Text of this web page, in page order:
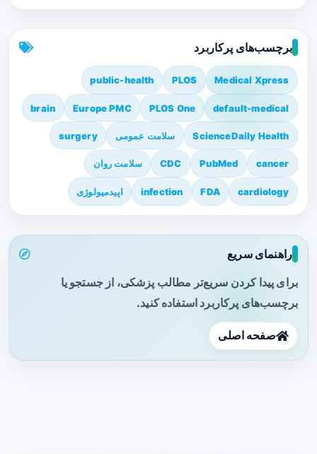
برچسب‌های پرکاربرد
Medical Xpress
PLOS
public-health
default-medical
PLOS One
Europe PMC
brain
ScienceDaily Health سلامت عمومی surgery
cancer
PubMed
CDC سلامت روان
cardiology
FDA
infection اپیدمیولوژی
راهنمای سریع
برای پیدا کردن سریع‌تر مطالب پزشکی، از جستجو یا
برچسب‌های پرکاربرد استفاده کنید.
صفحه اصلی